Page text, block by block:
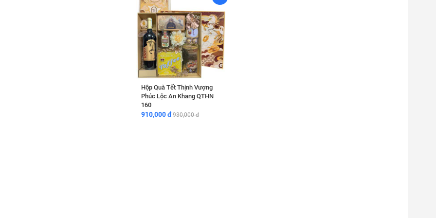
Hộp Quà Tết Thịnh Vượng
Phúc Lộc An Khang QTHN
160
910,000 đ930,000 đ